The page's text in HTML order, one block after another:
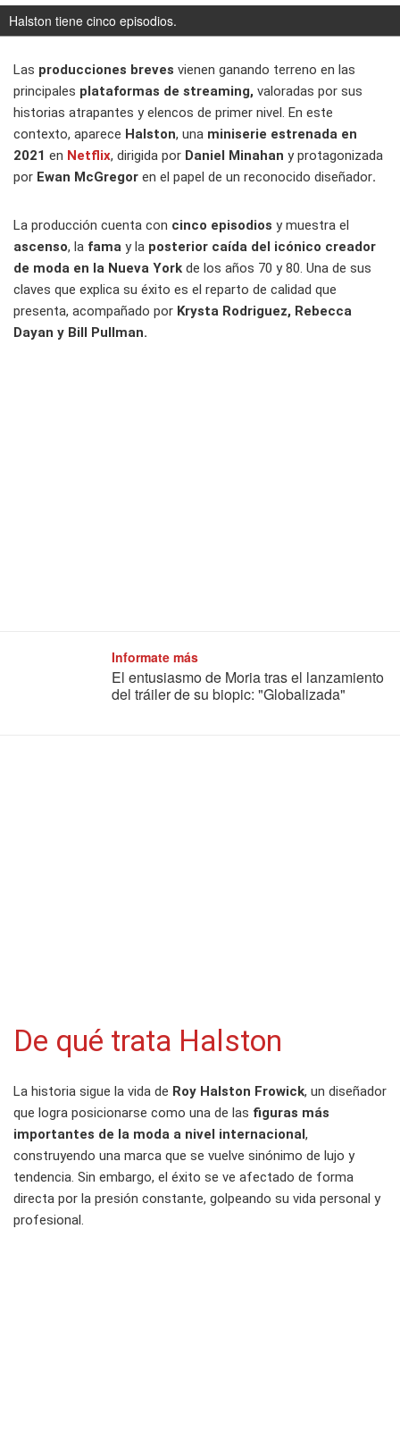
Halston tiene cinco episodios.
Las producciones breves vienen ganando terreno en las
principales plataformas de streaming, valoradas por sus
historias atrapantes y elencos de primer nivel. En este
contexto, aparece Halston, una miniserie estrenada en
2021 en Netflix, dirigida por Daniel Minahan y protagonizada
por Ewan McGregor en el papel de un reconocido diseñador.
La producción cuenta con cinco episodios y muestra el
ascenso, la fama y la posterior caída del icónico creador
de moda en la Nueva York de los años 70 y 80. Una de sus
claves que explica su éxito es el reparto de calidad que
presenta, acompañado por Krysta Rodriguez, Rebecca
Dayan y Bill Pullman.
Informate más
El entusiasmo de Moria tras el lanzamiento
del tráiler de su biopic: "Globalizada"
De qué trata Halston
La historia sigue la vida de Roy Halston Frowick, un diseñador
que logra posicionarse como una de las figuras más
importantes de la moda a nivel internacional,
construyendo una marca que se vuelve sinónimo de lujo y
tendencia. Sin embargo, el éxito se ve afectado de forma
directa por la presión constante, golpeando su vida personal y
profesional.